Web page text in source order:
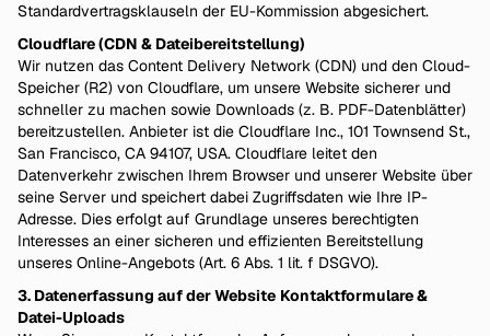
Standardvertragsklauseln der EU-Kommission abgesichert.
Cloudflare (CDN & Dateibereitstellung)
Wir nutzen das Content Delivery Network (CDN) und den Cloud-
Speicher (R2) von Cloudflare, um unsere Website sicherer und
schneller zu machen sowie Downloads (z. B. PDF-Datenblätter)
bereitzustellen. Anbieter ist die Cloudflare Inc., 101 Townsend St.,
San Francisco, CA 94107, USA. Cloudflare leitet den
Datenverkehr zwischen Ihrem Browser und unserer Website über
seine Server und speichert dabei Zugriffsdaten wie Ihre IP-
Adresse. Dies erfolgt auf Grundlage unseres berechtigten
Interesses an einer sicheren und effizienten Bereitstellung
unseres Online-Angebots (Art. 6 Abs. 1 lit. f DSGVO).
3. Datenerfassung auf der Website Kontaktformulare &
Datei-Uploads